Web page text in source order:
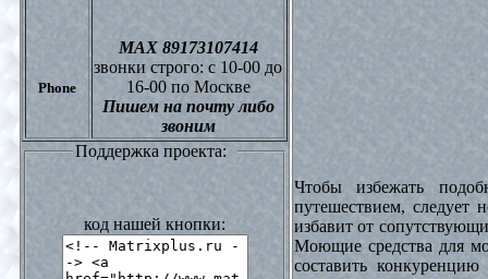
Phone
МАХ 89173107414
звонки строго: с 10-00 до
16-00 по Москве
Пишем на почту либо
звоним
Поддержка проекта:
код нашей кнопки:
Чтобы избежать
путешествием, следует
избавит от
Моющие средства для
составить